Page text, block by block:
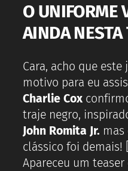
O UNIFORME
AINDA
Cara, acho que
motivo para eu
Charlie Cox
traje negro,
John Romita Jr.
clássico foi demais!
Apareceu um